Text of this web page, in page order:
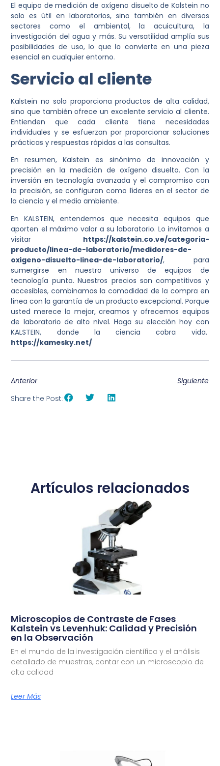
El equipo de medición de oxígeno disuelto de Kalstein no
solo es útil en laboratorios, sino también en diversos
sectores como el ambiental, la acuicultura, la
investigación del agua y más. Su versatilidad amplía sus
posibilidades de uso, lo que lo convierte en una pieza
esencial en cualquier entorno.
Servicio al cliente
Kalstein no solo proporciona productos de alta calidad,
sino que también ofrece un excelente servicio al cliente.
Entienden que cada cliente tiene necesidades
individuales y se esfuerzan por proporcionar soluciones
prácticas y respuestas rápidas a las consultas.
En resumen, Kalstein es sinónimo de innovación y
precisión en la medición de oxígeno disuelto. Con la
inversión en tecnología avanzada y el compromiso con
la precisión, se configuran como líderes en el sector de
la ciencia y el medio ambiente.
En KALSTEIN, entendemos que necesita equipos que
aporten el máximo valor a su laboratorio. Lo invitamos a
visitar https://kalstein.co.ve/categoria-
producto/linea-de-laboratorio/medidores-de-
oxigeno-disuelto-linea-de-laboratorio/, para
sumergirse en nuestro universo de equipos de
tecnología punta. Nuestros precios son competitivos y
accesibles, combinamos la comodidad de la compra en
línea con la garantía de un producto excepcional. Porque
usted merece lo mejor, creamos y ofrecemos equipos
de laboratorio de alto nivel. Haga su elección hoy con
KALSTEIN, donde la ciencia cobra vida.
https://kamesky.net/
Anterior
Siguiente
Share the Post:
Artículos relacionados
Microscopios de Contraste de Fases
Kalstein vs Levenhuk: Calidad y Precisión
en la Observación
En el mundo de la investigación científica y el análisis
detallado de muestras, contar con un microscopio de
alta calidad
Leer Más